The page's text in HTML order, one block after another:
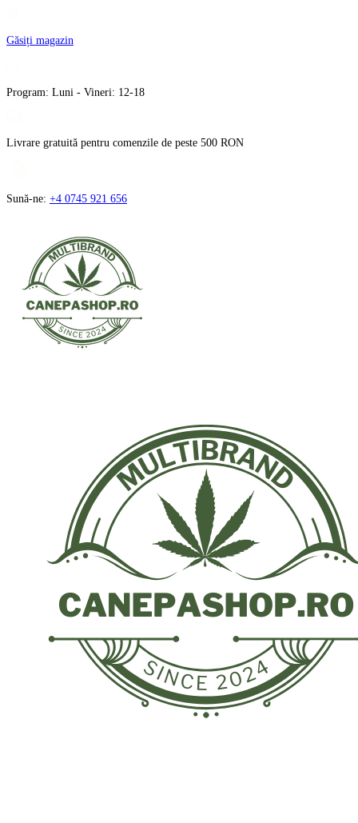
conținut
Găsiți magazin
Program: Luni - Vineri: 12-18
Livrare gratuită pentru comenzile de peste 500 RON
Sună-ne: +4 0745 921 656